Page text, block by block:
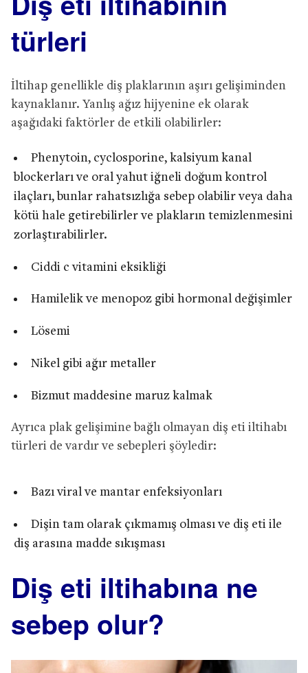
türleri
İltihap genellikle diş plaklarının aşırı gelişiminden
kaynaklanır. Yanlış ağız hijyenine ek olarak
aşağıdaki faktörler de etkili olabilirler:
Phenytoin, cyclosporine, kalsiyum kanal
blockerları ve oral yahut iğneli doğum kontrol
ilaçları, bunlar rahatsızlığa sebep olabilir veya daha
kötü hale getirebilirler ve plakların temizlenmesini
zorlaştırabilirler.
Ciddi c vitamini eksikliği
Hamilelik ve menopoz gibi hormonal değişimler
Lösemi
Nikel gibi ağır metaller
Bizmut maddesine maruz kalmak
Ayrıca plak gelişimine bağlı olmayan diş eti iltihabı
türleri de vardır ve sebepleri şöyledir:
Bazı viral ve mantar enfeksiyonları
Dişin tam olarak çıkmamış olması ve diş eti ile
diş arasına madde sıkışması
Diş eti iltihabına ne
sebep olur?